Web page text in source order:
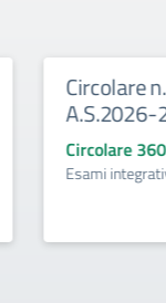
Circolare
A.S.2026-
Circolare 360
Esami